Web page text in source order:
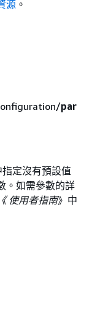
源 。
par
定沒有預設值
。如需參數的詳
使用者指南》中